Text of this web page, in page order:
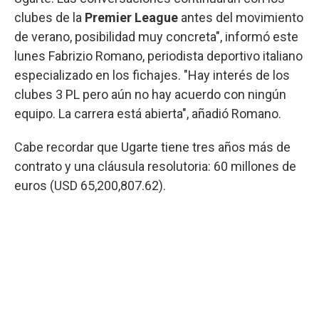
clubes de la Premier League antes del movimiento
de verano, posibilidad muy concreta", informó este
lunes Fabrizio Romano, periodista deportivo italiano
especializado en los fichajes. "Hay interés de los
clubes 3 PL pero aún no hay acuerdo con ningún
equipo. La carrera está abierta", añadió Romano.
Cabe recordar que Ugarte tiene tres años más de
contrato y una cláusula resolutoria: 60 millones de
euros (USD 65,200,807.62).